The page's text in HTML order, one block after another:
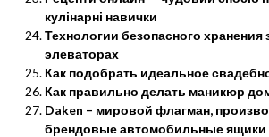
кулінарні навички
Технологии безопасного хранения
элеваторах
Как подобрать идеальное
Как правильно делать маникюр
Daken – мировой флагман,
брендовые автомобильные ящики